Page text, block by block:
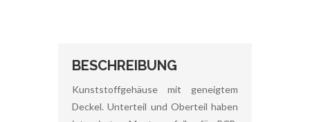
BESCHREIBUNG
Kunststoffgehäuse mit geneigtem
Deckel. Unterteil und Oberteil haben